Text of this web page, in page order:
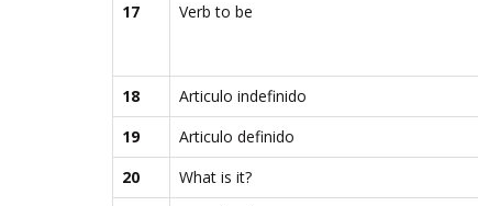
17
Verb to be
18
Articulo indefinido
19
Articulo definido
20
What is it?